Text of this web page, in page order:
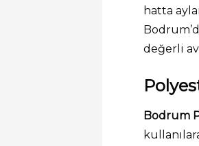
hatta
değerli
Bodrum